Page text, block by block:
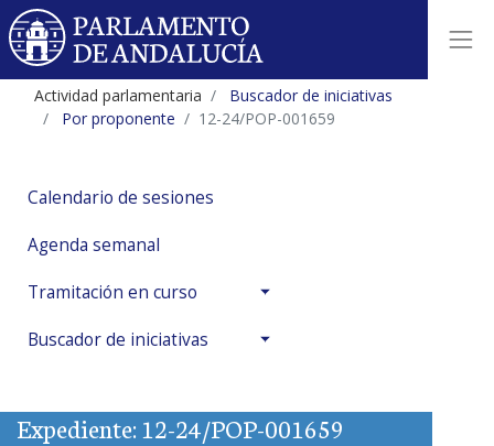
Actividad parlamentaria
Buscador de iniciativas
Por proponente
12-24/POP-001659
Calendario de sesiones
Agenda semanal
Tramitación en curso
Buscador de iniciativas
Expediente: 12-24/POP-001659